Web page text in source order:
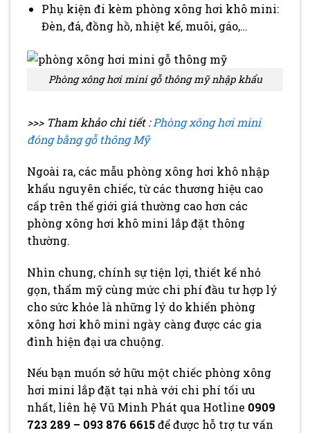
Phụ kiện đi kèm phòng xông hơi khô mini:
Đèn, đá, đồng hồ, nhiệt kế, muôi, gáo,…
Phòng xông hơi mini gỗ thông mỹ nhập khẩu
>>> Tham khảo chi tiết :Phòng xông hơi mini
đóng bằng gỗ thông Mỹ
Ngoài ra, các mẫu phòng xông hơi khô nhập
khẩu nguyên chiếc, từ các thương hiệu cao
cấp trên thế giới giá thường cao hơn các
phòng xông hơi khô mini lắp đặt thông
thường.
Nhìn chung, chính sự tiện lợi, thiết kế nhỏ
gọn, thẩm mỹ cùng mức chi phí đầu tư hợp lý
cho sức khỏe là những lý do khiến phòng
xông hơi khô mini ngày càng được các gia
đình hiện đại ưa chuộng.
Nếu bạn muốn sở hữu một chiếc phòng xông
hơi mini lắp đặt tại nhà với chi phí tối ưu
nhất, liên hệ Vũ Minh Phát qua Hotline 0909
723 289 – 093 876 6615để được hỗ trợ tư vấn